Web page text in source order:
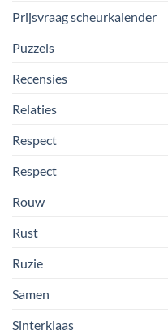
Prijsvraag scheurkalender
Puzzels
Recensies
Relaties
Respect
Respect
Rouw
Rust
Ruzie
Samen
Sinterklaas